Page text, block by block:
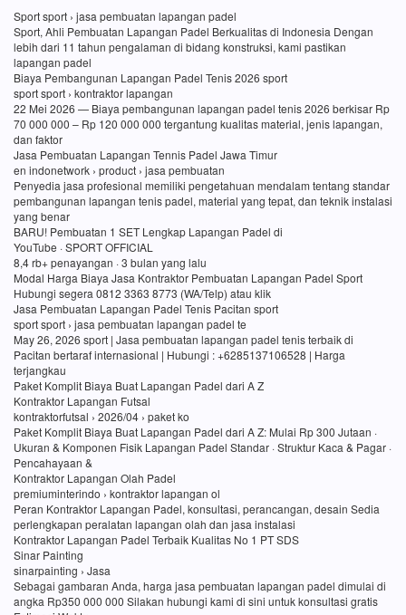
Sport sport › jasa pembuatan lapangan padel
Sport, Ahli Pembuatan Lapangan Padel Berkualitas di Indonesia Dengan
lebih dari 11 tahun pengalaman di bidang konstruksi, kami pastikan
lapangan padel
Biaya Pembangunan Lapangan Padel Tenis 2026 sport
sport sport › kontraktor lapangan
22 Mei 2026 — Biaya pembangunan lapangan padel tenis 2026 berkisar Rp
70 000 000 – Rp 120 000 000 tergantung kualitas material, jenis lapangan,
dan faktor
Jasa Pembuatan Lapangan Tennis Padel Jawa Timur
en indonetwork › product › jasa pembuatan
Penyedia jasa profesional memiliki pengetahuan mendalam tentang standar
pembangunan lapangan tenis padel, material yang tepat, dan teknik instalasi
yang benar
BARU! Pembuatan 1 SET Lengkap Lapangan Padel di
YouTube · SPORT OFFICIAL
8,4 rb+ penayangan · 3 bulan yang lalu
Modal Harga Biaya Jasa Kontraktor Pembuatan Lapangan Padel Sport
Hubungi segera 0812 3363 8773 (WA/Telp) atau klik
Jasa Pembuatan Lapangan Padel Tenis Pacitan sport
sport sport › jasa pembuatan lapangan padel te
May 26, 2026 sport | Jasa pembuatan lapangan padel tenis terbaik di
Pacitan bertaraf internasional | Hubungi : +6285137106528 | Harga
terjangkau
Paket Komplit Biaya Buat Lapangan Padel dari A Z
Kontraktor Lapangan Futsal
kontraktorfutsal › 2026/04 › paket ko
Paket Komplit Biaya Buat Lapangan Padel dari A Z: Mulai Rp 300 Jutaan ·
Ukuran & Komponen Fisik Lapangan Padel Standar · Struktur Kaca & Pagar ·
Pencahayaan &
Kontraktor Lapangan Olah Padel
premiuminterindo › kontraktor lapangan ol
Peran Kontraktor Lapangan Padel, konsultasi, perancangan, desain Sedia
perlengkapan peralatan lapangan olah dan jasa instalasi
Kontraktor Lapangan Padel Terbaik Kualitas No 1 PT SDS
Sinar Painting
sinarpainting › Jasa
Sebagai gambaran Anda, harga jasa pembuatan lapangan padel dimulai di
angka Rp350 000 000 Silakan hubungi kami di sini untuk konsultasi gratis